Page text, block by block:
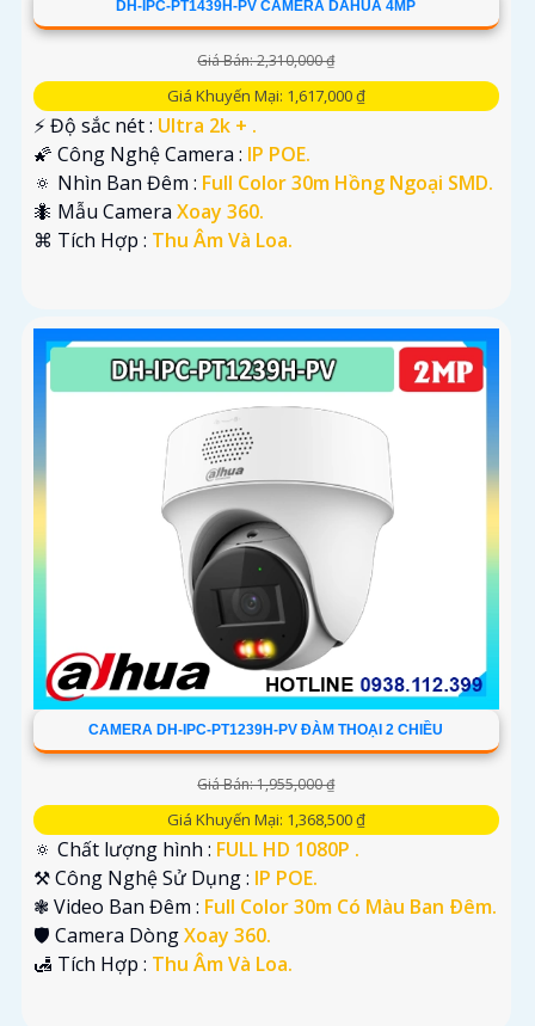
DH-IPC-PT1439H-PV CAMERA DAHUA 4MP
Giá Bán: 2,310,000 ₫
Giá Khuyến Mại: 1,617,000 ₫
️⚡ Độ sắc nét : Ultra 2k + .
🌠 Công Nghệ Camera : IP POE.
🔅 Nhìn Ban Đêm : Full Color 30m Hồng Ngoại SMD.
🐜 Mẫu Camera Xoay 360.
️⌘ Tích Hợp : Thu Âm Và Loa.
CAMERA DH-IPC-PT1239H-PV ĐÀM THOẠI 2 CHIỀU
Giá Bán: 1,955,000 ₫
Giá Khuyến Mại: 1,368,500 ₫
🔅 Chất lượng hình : FULL HD 1080P .
⚒ Công Nghệ Sử Dụng : IP POE.
❃ Video Ban Đêm : Full Color 30m Có Màu Ban Ðêm.
🛡 Camera DòngXoay 360.
️🛃 Tích Hợp : Thu Âm Và Loa.